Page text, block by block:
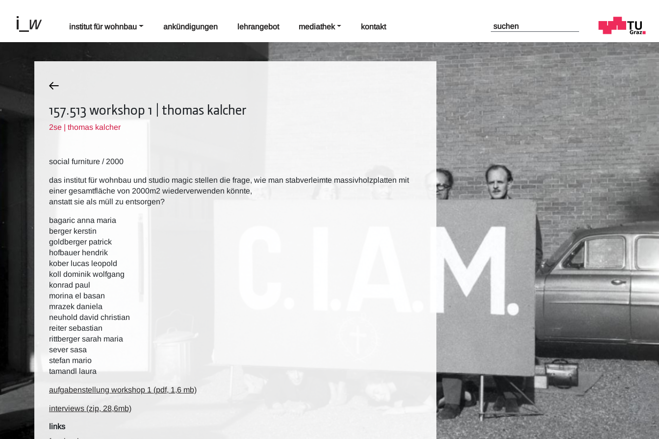
institut für wohnbau ankündigungen lehrangebot mediathek kontakt
157.513 workshop 1 | thomas kalcher
2se | thomas kalcher
social furniture / 2000
das institut für wohnbau und studio magic stellen die frage, wie man stabverleimte massivholzplatten mit
einer gesamtfläche von 2000m2 wiederverwenden könnte,
anstatt sie als müll zu entsorgen?
bagaric anna maria
berger kerstin
goldberger patrick
hofbauer hendrik
kober lucas leopold
koll dominik wolfgang
konrad paul
morina el basan
mrazek daniela
neuhold david christian
reiter sebastian
rittberger sarah maria
sever sasa
stefan mario
tamandl laura
aufgabenstellung workshop 1 (pdf, 1,6 mb)
interviews (zip, 28,6mb)
links